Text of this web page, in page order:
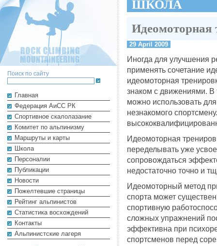
Поиск по сайту
Главная
Федерация АиСС РК
Cпортивное скалолазание
Комитет по альпинизму
Маршруты и карты
Школа
Персоналии
Публикации
Новости
Пожелтевшие страницы
Рейтинг альпинистов
Cтатистика восхождений
Контакты
Альпинистские лагеря
ШКОЛА
Идеомоторная
29 April 2009
Иногда для улучшения
применять сочетание
идеомоторная
знаком с движениями. В
можно использовать
незнакомого
Идеомоторная
переделывать уже
сопровождаться
недостаточно точно и
Идеомоторный метод
спорта может
спортивную
сложных упражнений
эффективна при
спортсменов перед